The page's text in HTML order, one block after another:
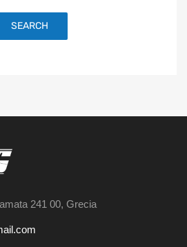
SEARCH
241 00, Grecia